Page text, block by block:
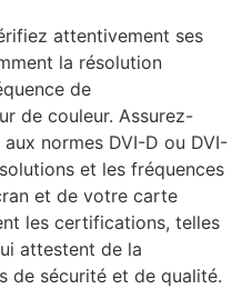
attentivement ses
la résolution
de
de couleur. Assurez-
normes DVI-D ou DVI-
et les fréquences
et de votre carte
les certifications, telles
attestent de la
de sécurité et de qualité.